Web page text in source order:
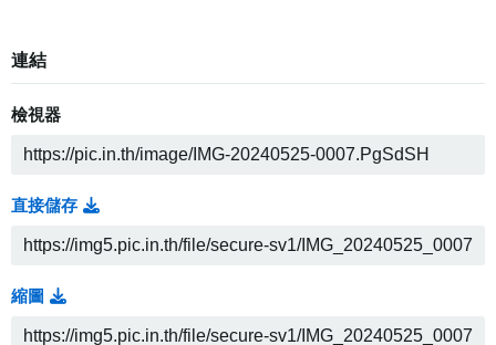
連結
檢視器
直接儲存
縮圖